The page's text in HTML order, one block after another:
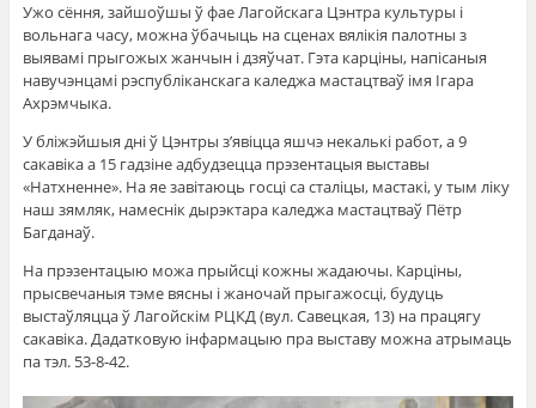
Ужо сёння, зайшоўшы ў фае Лагойскага Цэнтра культуры і
вольнага часу, можна ўбачыць на сценах вялікія палотны з
выявамі прыгожых жанчын і дзяўчат. Гэта карціны, напісаныя
навучэнцамі рэспубліканскага каледжа мастацтваў імя Ігара
Ахрэмчыка.
У бліжэйшыя дні ў Цэнтры з’явіцца яшчэ некалькі работ, а 9
сакавіка а 15 гадзіне адбудзецца прэзентацыя выставы
«Натхненне». На яе завітаюць госці са сталіцы, мастакі, у тым ліку
наш зямляк, намеснік дырэктара каледжа мастацтваў Пётр
Багданаў.
На прэзентацыю можа прыйсці кожны жадаючы. Карціны,
прысвечаныя тэме вясны і жаночай прыгажосці, будуць
выстаўляцца ў Лагойскім РЦКД (вул. Савецкая, 13) на працягу
сакавіка. Дадатковую інфармацыю пра выставу можна атрымаць
па тэл. 53-8-42.